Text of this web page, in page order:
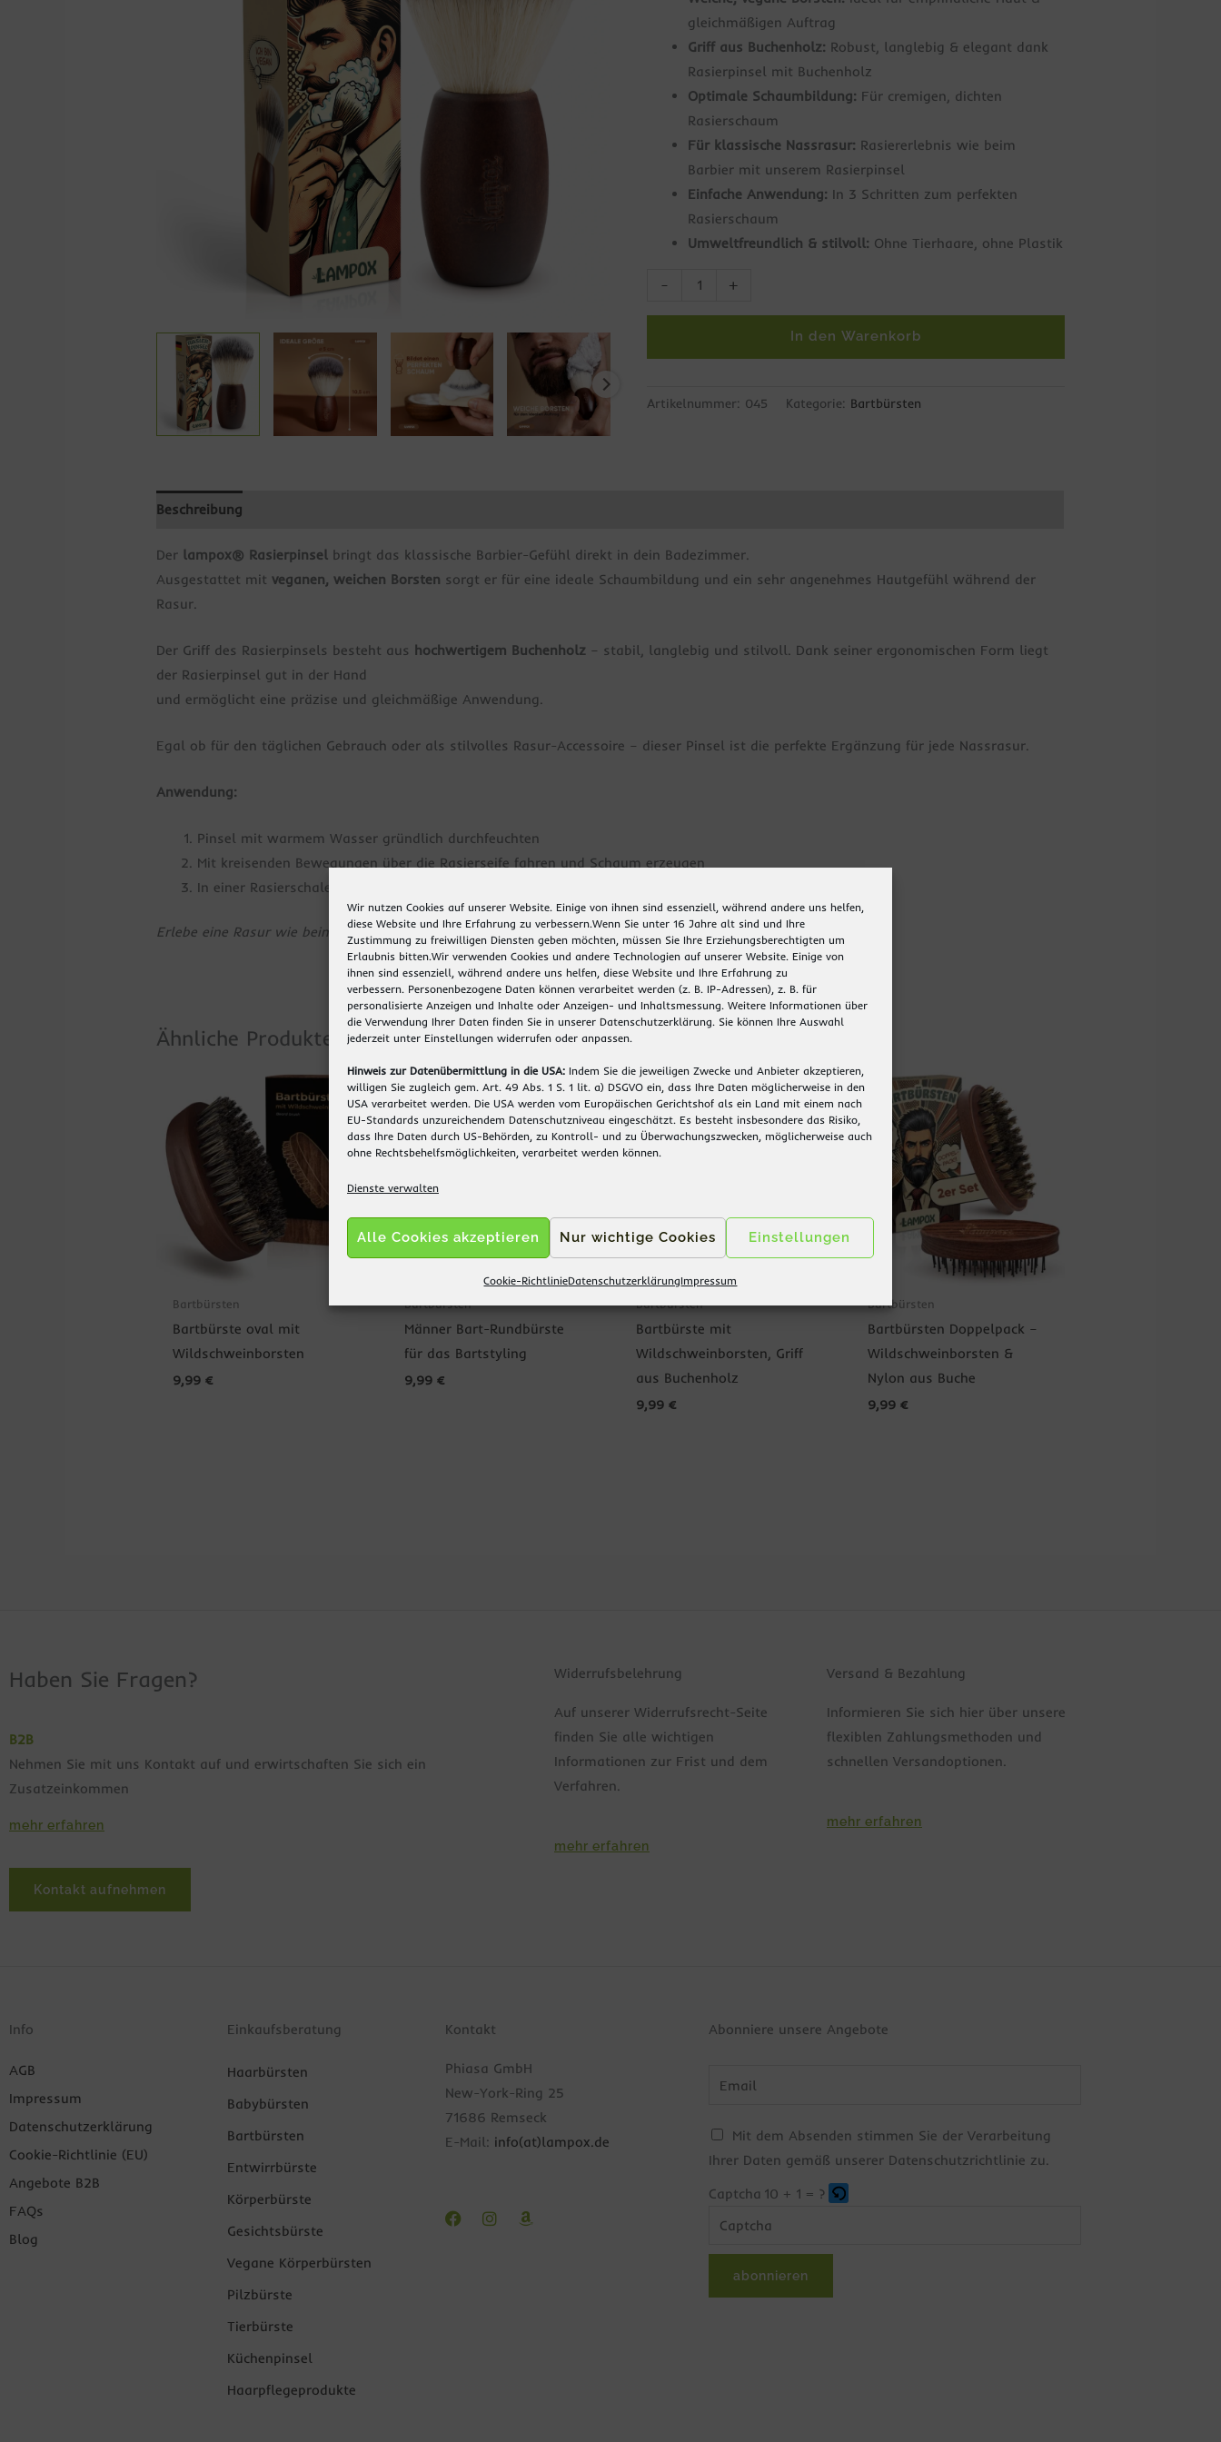
Wir nutzen Cookies auf unserer Website. Einige von ihnen sind essenziell, während andere uns helfen,
diese Website und Ihre Erfahrung zu verbessern.Wenn Sie unter 16 Jahre alt sind und Ihre
Zustimmung zu freiwilligen Diensten geben möchten, müssen Sie Ihre Erziehungsberechtigten um
Erlaubnis bitten.Wir verwenden Cookies und andere Technologien auf unserer Website. Einige von
ihnen sind essenziell, während andere uns helfen, diese Website und Ihre Erfahrung zu
verbessern. Personenbezogene Daten können verarbeitet werden (z. B. IP-Adressen), z. B. für
personalisierte Anzeigen und Inhalte oder Anzeigen- und Inhaltsmessung. Weitere Informationen über
die Verwendung Ihrer Daten finden Sie in unserer Datenschutzerklärung. Sie können Ihre Auswahl
jederzeit unter Einstellungen widerrufen oder anpassen.
Hinweis zur Datenübermittlung in die USA: Indem Sie die jeweiligen Zwecke und Anbieter akzeptieren,
willigen Sie zugleich gem. Art. 49 Abs. 1 S. 1 lit. a) DSGVO ein, dass Ihre Daten möglicherweise in den
USA verarbeitet werden. Die USA werden vom Europäischen Gerichtshof als ein Land mit einem nach
EU-Standards unzureichendem Datenschutzniveau eingeschätzt. Es besteht insbesondere das Risiko,
dass Ihre Daten durch US-Behörden, zu Kontroll- und zu Überwachungszwecken, möglicherweise auch
ohne Rechtsbehelfsmöglichkeiten, verarbeitet werden können.
Dienste verwalten
Alle Cookies akzeptieren Nur wichtige Cookies Einstellungen
Cookie-RichtlinieDatenschutzerklärungImpressum
gleichmäßigen Auftrag
Griff aus Buchenholz: Robust, langlebig & elegant dank
Rasierpinsel mit Buchenholz
Optimale Schaumbildung: Für cremigen, dichten
Rasierschaum
Für klassische Nassrasur: Rasiererlebnis wie beim
Barbier mit unserem Rasierpinsel
Einfache Anwendung: In 3 Schritten zum perfekten
Rasierschaum
Umweltfreundlich & stilvoll: Ohne Tierhaare, ohne Plastik
- +
In den Warenkorb
Artikelnummer: 045 Kategorie: Bartbürsten
Beschreibung
Der lampox® Rasierpinsel bringt das klassische Barbier-Gefühl direkt in dein Badezimmer.
Ausgestattet mit veganen, weichen Borsten sorgt er für eine ideale Schaumbildung und ein sehr angenehmes Hautgefühl während der
Rasur.
Der Griff des Rasierpinsels besteht aus hochwertigem Buchenholz – stabil, langlebig und stilvoll. Dank seiner ergonomischen Form liegt
der Rasierpinsel gut in der Hand
und ermöglicht eine präzise und gleichmäßige Anwendung.
Egal ob für den täglichen Gebrauch oder als stilvolles Rasur-Accessoire – dieser Pinsel ist die perfekte Ergänzung für jede Nassrasur.
Anwendung:
Pinsel mit warmem Wasser gründlich durchfeuchten
Mit kreisenden Bewegungen über die Rasierseife fahren und Schaum erzeugen
In einer Rasierschale weiterschäumen und Schaum sammeln
Erlebe eine Rasur wie beim Barbier – natürlich, gründlich und stilvoll. Ideal als Geschenk!
Ähnliche Produkte
Bartbürsten
Bartbürste oval mit
Wildschweinborsten
9,99€
Bartbürsten
Männer Bart-Rundbürste
für das Bartstyling
9,99€
Bartbürsten
Bartbürste mit
Wildschweinborsten, Griff
aus Buchenholz
9,99 €
Bartbürsten
Bartbürsten Doppelpack –
Wildschweinborsten &
Nylon aus Buche
9,99 €
Haben Sie Fragen?
B2B
Nehmen Sie mit uns Kontakt auf und erwirtschaften Sie sich ein
Zusatzeinkommen
mehr erfahren
Kontakt aufnehmen
Widerrufsbelehrung
Auf unserer Widerrufsrecht-Seite
finden Sie alle wichtigen
Informationen zur Frist und dem
Verfahren.
mehr erfahren
Versand & Bezahlung
Informieren Sie sich hier über unsere
flexiblen Zahlungsmethoden und
schnellen Versandoptionen.
mehr erfahren
Info
AGB
Impressum
Datenschutzerklärung
Cookie-Richtlinie (EU)
Angebote B2B
FAQs
Blog
Einkaufsberatung
Haarbürsten
Babybürsten
Bartbürsten
Entwirrbürste
Körperbürste
Gesichtsbürste
Vegane Körperbürsten
Pilzbürste
Tierbürste
Küchenpinsel
Haarpflegeprodukte
Kontakt
Phiasa GmbH
New-York-Ring 25
71686 Remseck
E-Mail: info(at)lampox.de
Abonniere unsere Angebote
C
h
b
Mit dem Absenden stimmen Sie der Verarbeitung
Ihrer Daten gemäß unserer Datenschutzrichtlinie zu.
Captcha 10 + 1 = ?
gib
im
CAPTCHA
angezeigten
abonnieren